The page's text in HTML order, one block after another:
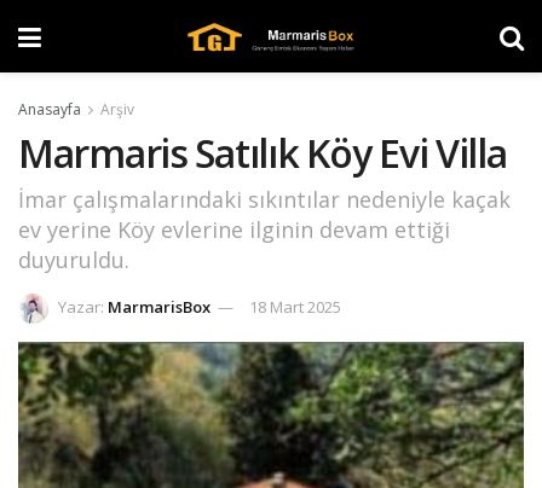
Anasayfa Arşiv
Marmaris Satılık Köy Evi Villa
İmar çalışmalarındaki sıkıntılar nedeniyle kaçak
ev yerine Köy evlerine ilginin devam ettiği
duyuruldu.
Yazar: MarmarisBox 18 Mart 2025